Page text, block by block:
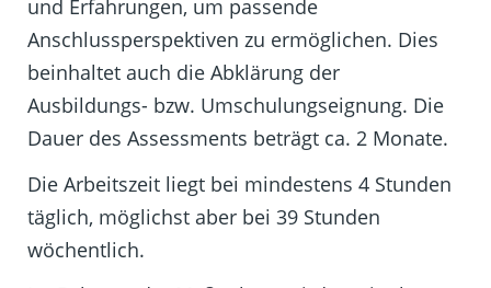
und Erfahrungen, um passende
Anschlussperspektiven zu ermöglichen. Dies
beinhaltet auch die Abklärung der
Ausbildungs- bzw. Umschulungseignung. Die
Dauer des Assessments beträgt ca. 2 Monate.
Die Arbeitszeit liegt bei mindestens 4 Stunden
täglich, möglichst aber bei 39 Stunden
wöchentlich.